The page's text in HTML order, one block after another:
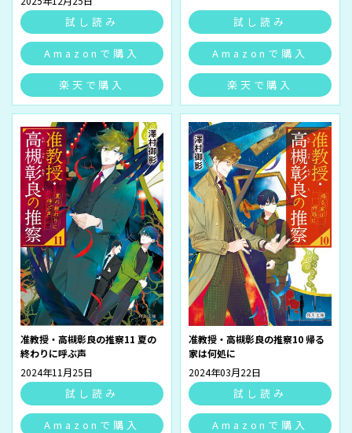
試し読み
Amazonで購入
楽天で購入
試し読み
Amazonで購入
楽天で購入
准教授・高槻彰良の推察11 夏の
終わりに呼ぶ声
2024年11月25日
試し読み
Amazonで購入
准教授・高槻彰良の推察10 帰る
家は何処に
2024年03月22日
試し読み
Amazonで購入